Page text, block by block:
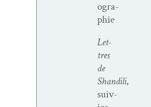
ogra­
phie
Let­
tres
de
Shandili,
suiv­